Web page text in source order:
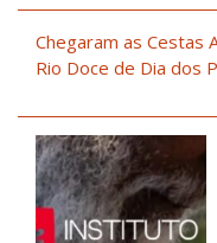
Chegaram as Cestas
Rio Doce de Dia dos